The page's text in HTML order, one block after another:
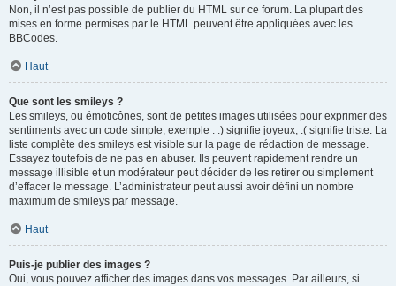
Non, il n’est pas possible de publier du HTML sur ce forum. La plupart des
mises en forme permises par le HTML peuvent être appliquées avec les
BBCodes.
Haut
Que sont les smileys ?
Les smileys, ou émoticônes, sont de petites images utilisées pour exprimer des
sentiments avec un code simple, exemple : :) signifie joyeux, :( signifie triste. La
liste complète des smileys est visible sur la page de rédaction de message.
Essayez toutefois de ne pas en abuser. Ils peuvent rapidement rendre un
message illisible et un modérateur peut décider de les retirer ou simplement
d’effacer le message. L’administrateur peut aussi avoir défini un nombre
maximum de smileys par message.
Haut
Puis-je publier des images ?
Oui, vous pouvez afficher des images dans vos messages. Par ailleurs, si